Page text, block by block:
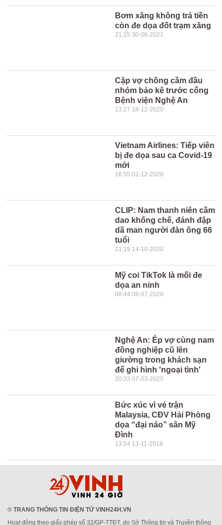
Bơm xăng không trả tiền
còn đe dọa đốt trạm xăng
21:25 30-06-2021
Cặp vợ chồng cầm đầu
nhóm bảo kê trước cổng
Bệnh viện Nghệ An
13:27 18-12-2020
Vietnam Airlines: Tiếp viên
bị đe dọa sau ca Covid-19
mới
16:55 02-12-2020
CLIP: Nam thanh niên cầm
dao khống chế, đánh đập
dã man người đàn ông 66
tuổi
21:19 14-10-2020
Mỹ coi TikTok là mối đe
dọa an ninh
08:44 08-07-2020
Nghệ An: Ép vợ cùng nam
đồng nghiệp cũ lên
giường trong khách sạn
để ghi hình 'ngoại tình'
20:33 07-03-2020
Bức xúc vì vé trận
Malaysia, CĐV Hải Phòng
dọa “đại náo” sân Mỹ
Đình
13:54 13-11-2018
® TRANG THÔNG TIN ĐIỆN TỬ VINH24H.VN
Hoạt động theo giấy phép số 32/GP-TTĐT, do Sở Thông tin và Truyền thông